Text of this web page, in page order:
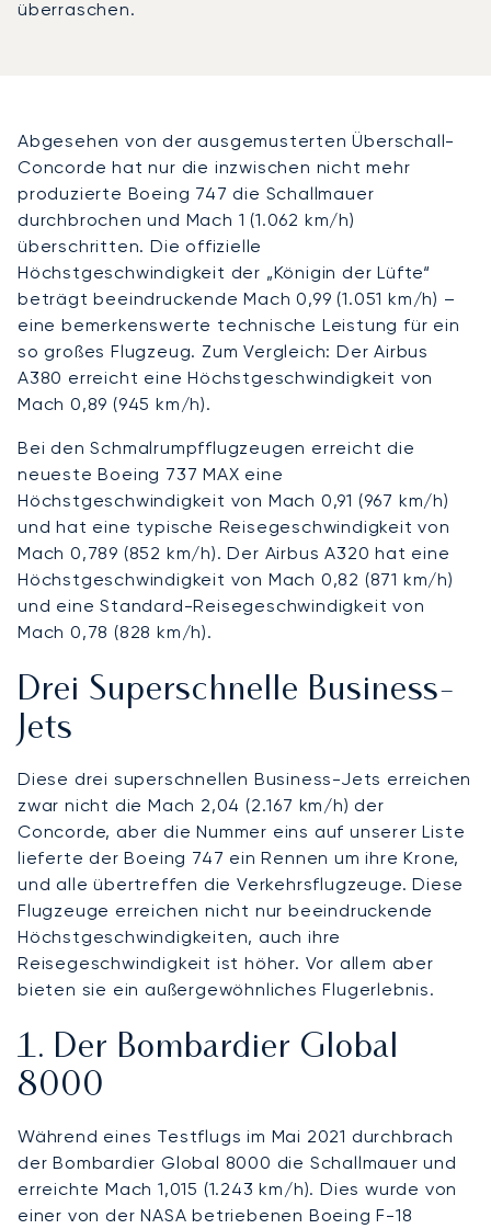
überraschen.
Abgesehen von der ausgemusterten Überschall-
Concorde hat nur die inzwischen nicht mehr
produzierte Boeing 747 die Schallmauer
durchbrochen und Mach 1 (1.062 km/h)
überschritten. Die offizielle
Höchstgeschwindigkeit der „Königin der Lüfte“
beträgt beeindruckende Mach 0,99 (1.051 km/h) –
eine bemerkenswerte technische Leistung für ein
so großes Flugzeug. Zum Vergleich: Der Airbus
A380 erreicht eine Höchstgeschwindigkeit von
Mach 0,89 (945 km/h).
Bei den Schmalrumpfflugzeugen erreicht die
neueste Boeing 737 MAX eine
Höchstgeschwindigkeit von Mach 0,91 (967 km/h)
und hat eine typische Reisegeschwindigkeit von
Mach 0,789 (852 km/h). Der Airbus A320 hat eine
Höchstgeschwindigkeit von Mach 0,82 (871 km/h)
und eine Standard-Reisegeschwindigkeit von
Mach 0,78 (828 km/h).
Drei Superschnelle Business-
Jets
Diese drei superschnellen Business-Jets erreichen
zwar nicht die Mach 2,04 (2.167 km/h) der
Concorde, aber die Nummer eins auf unserer Liste
lieferte der Boeing 747 ein Rennen um ihre Krone,
und alle übertreffen die Verkehrsflugzeuge. Diese
Flugzeuge erreichen nicht nur beeindruckende
Höchstgeschwindigkeiten, auch ihre
Reisegeschwindigkeit ist höher. Vor allem aber
bieten sie ein außergewöhnliches Flugerlebnis.
1. Der Bombardier Global
8000
Während eines Testflugs im Mai 2021 durchbrach
der Bombardier Global 8000 die Schallmauer und
erreichte Mach 1,015 (1.243 km/h). Dies wurde von
einer von der NASA betriebenen Boeing F-18